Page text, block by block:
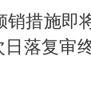
措施即
落复审